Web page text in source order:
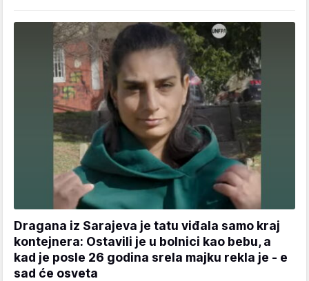
Dragana iz Sarajeva je tatu viđala samo kraj
kontejnera: Ostavili je u bolnici kao bebu, a
kad je posle 26 godina srela majku rekla je - e
sad će osveta